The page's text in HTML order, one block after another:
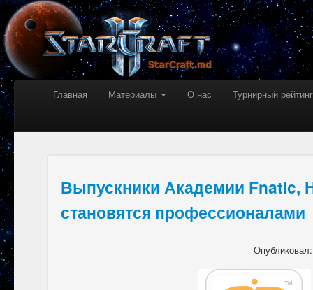
Главная Материалы О нас Турнирный рейтинг
Выпускники Академии Fnatic,
становятся профессионалами